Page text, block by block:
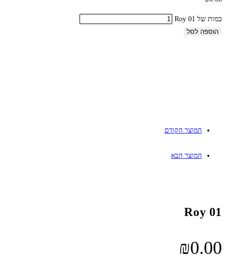
כמות של Roy 01
הוספה לסל
המוצר הקודם
המוצר הבא
Roy 01
₪0.00